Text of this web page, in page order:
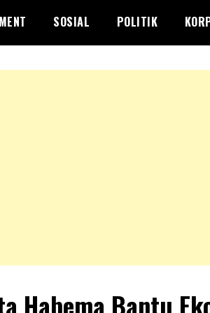
SOSIAL POLITIK
Habema Bantu